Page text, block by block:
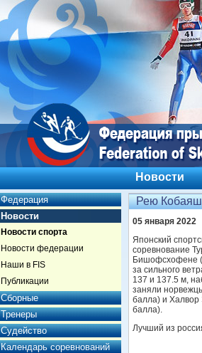
Новости
Федерация
Новости
Новости спорта
Новости федерации
Наши в FIS
Публикации
Сборные
Тренеры
Судейство
Календарь соревнований
Рею
05 января 2022
Японский
соревнование
Бишофсхофене
за сильного
137 и 137.5 м,
заняли
балла) и Халвор
балла).
Лучший из